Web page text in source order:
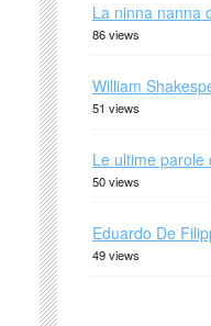
La ninna nanna
86 views
William
51 views
Le ultime parole
50 views
Eduardo De
49 views